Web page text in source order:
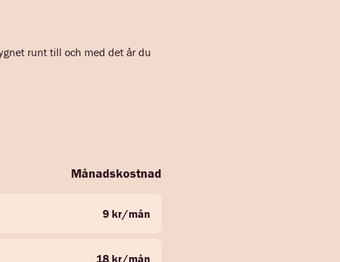
runt till och med det år du
Månadskostnad
9 kr/mån
18 kr/mån